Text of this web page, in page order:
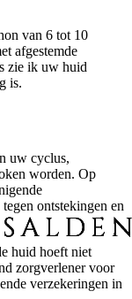
van 6 tot 10
afgestemde
zie ik uw huid
is.
uw cyclus,
worden. Op
ontstekingen en
huid hoeft niet
zorgverlener voor
verzekeringen in